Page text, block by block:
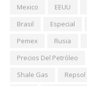
Mexico
EEUU
Brasil
Especial
Pemex
Rusia
Precios Del Petróleo
Shale Gas
Repsol